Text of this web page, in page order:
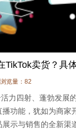
TikTok卖货？具
浏览量：82
力四射、蓬勃发展
功能，犹如为商家
示与销售的全新渠